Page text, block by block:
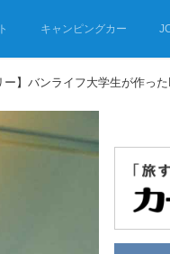
キャンピングカー